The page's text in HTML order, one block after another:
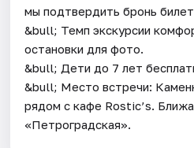
мы подтвердить бронь
&bull; Темп экскурсии
остановки для фото.
&bull; Дети до 7 лет
&bull; Место встречи:
рядом с кафе Rostic’s.
«Петроградская».